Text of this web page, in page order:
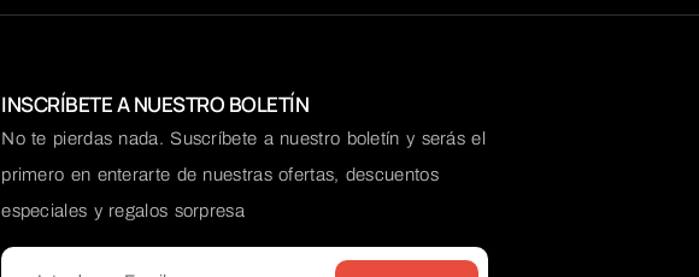
INSCRÍBETE A NUESTRO BOLETÍN
No te pierdas nada. Suscríbete a nuestro boletín y serás el
primero en enterarte de nuestras ofertas, descuentos
especiales y regalos sorpresa